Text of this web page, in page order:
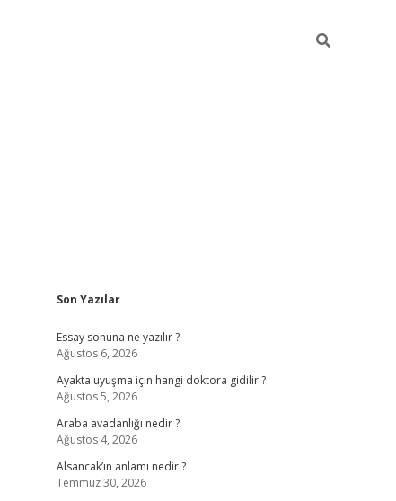
Sidebar
Son Yazılar
Essay sonuna ne yazılır ?
Ağustos 6, 2026
Ayakta uyuşma için hangi doktora gidilir ?
Ağustos 5, 2026
Araba avadanlığı nedir ?
Ağustos 4, 2026
Alsancak’ın anlamı nedir ?
Temmuz 30, 2026